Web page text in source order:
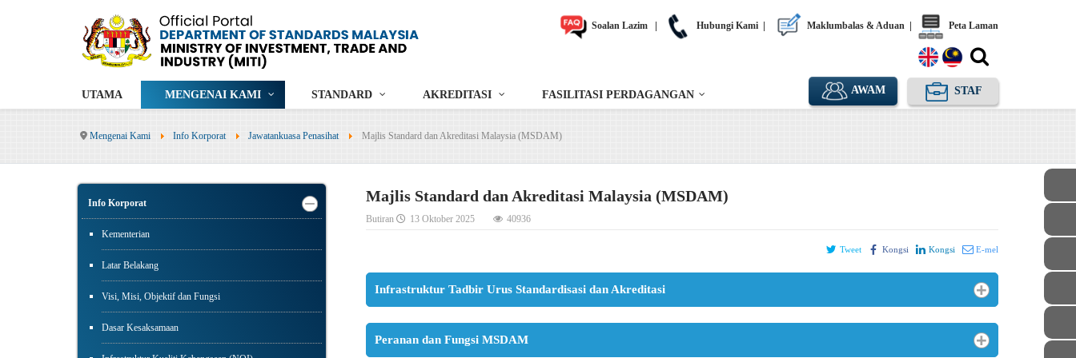
Soalan Lazim Hubungi Kami Maklumbalas & Aduan Peta Laman
UTAMA MENGENAI KAMI STANDARD AKREDITASI FASILITASI PERDAGANGAN AWAM STAF
Mengenai Kami Info Korporat Jawatankuasa Penasihat Majlis Standard dan Akreditasi Malaysia (MSDAM)
Info Korporat
Kementerian
Latar Belakang
Visi, Misi, Objektif dan Fungsi
Dasar Kesaksamaan
Majlis Standard dan Akreditasi Malaysia (MSDAM)
Butiran 13 Oktober 2025 40936
Tweet Kongsi Kongsi E-mel
Infrastruktur Tadbir Urus Standardisasi dan Akreditasi
Peranan dan Fungsi MSDAM